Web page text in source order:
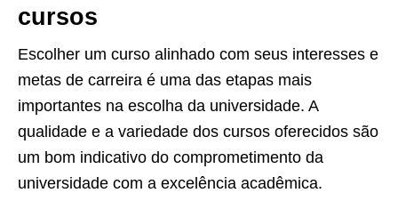
cursos
Escolher um curso alinhado com seus interesses e
metas de carreira é uma das etapas mais
importantes na escolha da universidade. A
qualidade e a variedade dos cursos oferecidos são
um bom indicativo do comprometimento da
universidade com a excelência acadêmica.